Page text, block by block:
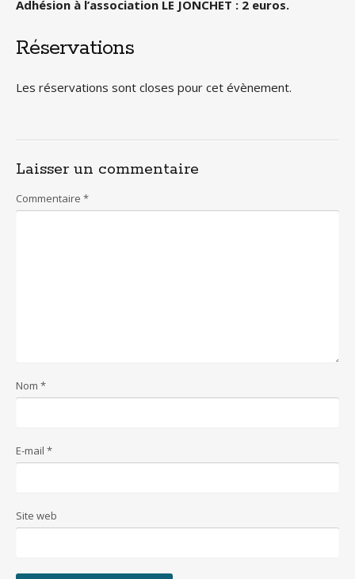
Adhésion à l’association LE JONCHET : 2 euros.
Réservations
Les réservations sont closes pour cet évènement.
Laisser un commentaire
Commentaire *
Nom *
E-mail *
Site web